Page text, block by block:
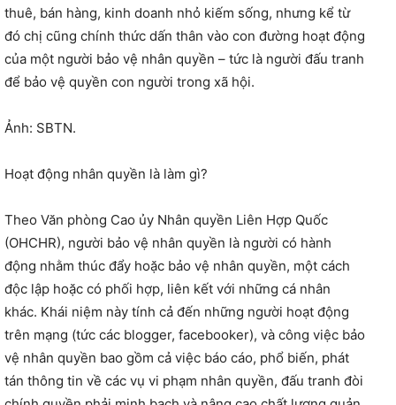
thuê, bán hàng, kinh doanh nhỏ kiếm sống, nhưng kể từ
đó chị cũng chính thức dấn thân vào con đường hoạt động
của một người bảo vệ nhân quyền – tức là người đấu tranh
để bảo vệ quyền con người trong xã hội.
Ảnh: SBTN.
Hoạt động nhân quyền là làm gì?
Theo Văn phòng Cao ủy Nhân quyền Liên Hợp Quốc
(OHCHR), người bảo vệ nhân quyền là người có hành
động nhằm thúc đẩy hoặc bảo vệ nhân quyền, một cách
độc lập hoặc có phối hợp, liên kết với những cá nhân
khác. Khái niệm này tính cả đến những người hoạt động
trên mạng (tức các blogger, facebooker), và công việc bảo
vệ nhân quyền bao gồm cả việc báo cáo, phổ biến, phát
tán thông tin về các vụ vi phạm nhân quyền, đấu tranh đòi